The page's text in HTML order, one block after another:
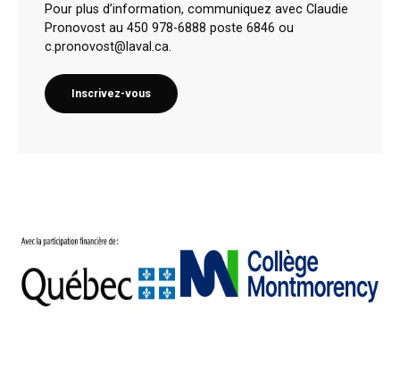
Pour plus d’information, communiquez avec Claudie
Pronovost au 450 978-6888 poste 6846 ou
c.pronovost@laval.ca.
Inscrivez-vous